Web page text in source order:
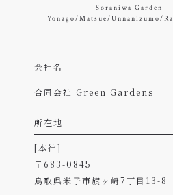
Soraniwa Garden
Yonago/Matsue/Unnanizumo/Ra
会社名
合同会社 Green Gardens
所在地
[本社]
〒683-0845
鳥取県米子市旗ヶ崎7丁目13-8